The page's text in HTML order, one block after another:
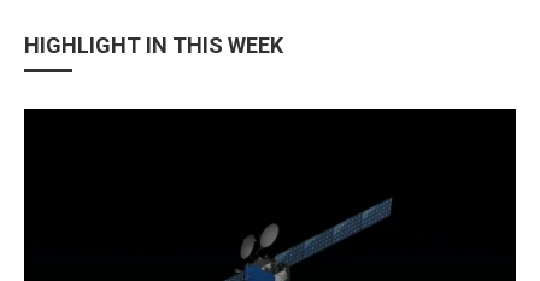
HIGHLIGHT IN THIS WEEK